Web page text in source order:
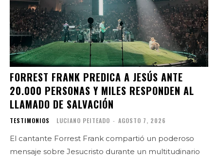
FORREST FRANK PREDICA A JESÚS ANTE
20.000 PERSONAS Y MILES RESPONDEN AL
LLAMADO DE SALVACIÓN
TESTIMONIOS LUCIANO PEITEADO - AGOSTO 7, 2026
El cantante Forrest Frank compartió un poderoso
mensaje sobre Jesucristo durante un multitudinario